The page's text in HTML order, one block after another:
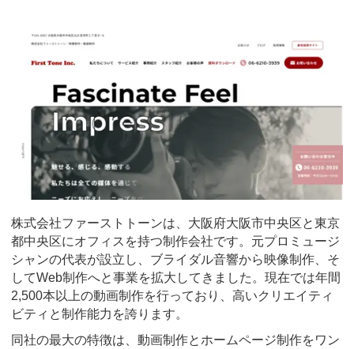
株式会社ファーストトーンは、大阪府大阪市中央区と東京
都中央区にオフィスを持つ制作会社です。元プロミュージ
シャンの代表が設立し、ブライダル音響から映像制作、そ
してWeb制作へと事業を拡大してきました。現在では年間
2,500本以上の動画制作を行っており、高いクリエイティ
ビティと制作能力を誇ります。
同社の最大の特徴は、動画制作とホームページ制作をワン